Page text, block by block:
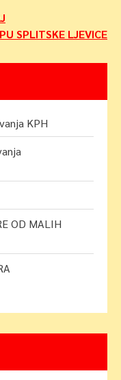
SPLITSKE LJEVICE
KPH
OD MALIH